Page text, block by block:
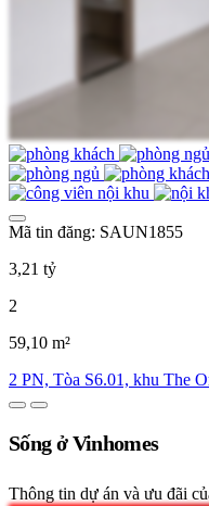
Mã tin đăng: SAUN1855
3,21 tỷ
2
59,10 m²
2 PN, Tòa S6.01, khu The
Sống ở Vinhomes
Thông tin dự án và ưu đãi